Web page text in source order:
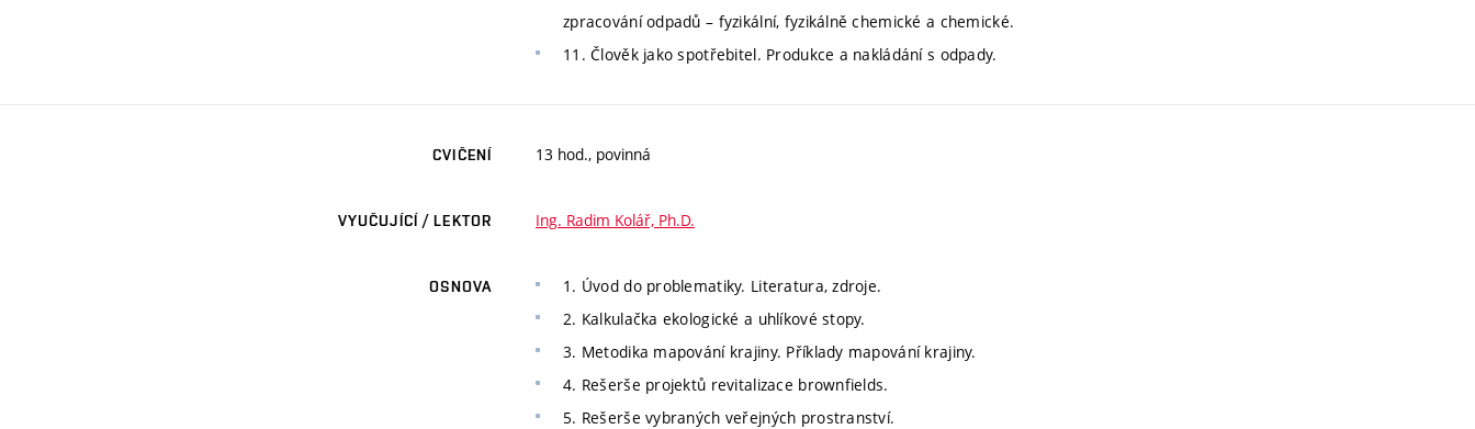
zpracování odpadů – fyzikální, fyzikálně chemické a chemické.
11. Člověk jako spotřebitel. Produkce a nakládání s odpady.
CVIČENÍ 13 hod., povinná
VYUČUJÍCÍ / LEKTOR Ing. Radim Kolář, Ph.D.
OSNOVA
1. Úvod do problematiky. Literatura, zdroje.
2. Kalkulačka ekologické a uhlíkové stopy.
3. Metodika mapování krajiny. Příklady mapování krajiny.
4. Rešerše projektů revitalizace brownfields.
5. Rešerše vybraných veřejných prostranství.